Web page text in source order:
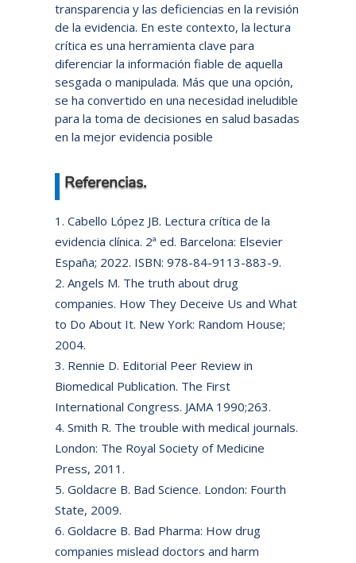
transparencia y las deficiencias en la revisión
de la evidencia. En este contexto, la lectura
crítica es una herramienta clave para
diferenciar la información fiable de aquella
sesgada o manipulada. Más que una opción,
se ha convertido en una necesidad ineludible
para la toma de decisiones en salud basadas
en la mejor evidencia posible
Referencias.
Cabello López JB. Lectura crítica de la
evidencia clínica. 2ª ed. Barcelona: Elsevier
España; 2022. ISBN: 978-84-9113-883-9.
Angels M. The truth about drug
companies. How They Deceive Us and What
to Do About It. New York: Random House;
2004.
Rennie D. Editorial Peer Review in
Biomedical Publication. The First
International Congress. JAMA 1990;263.
Smith R. The trouble with medical journals.
London: The Royal Society of Medicine
Press, 2011.
Goldacre B. Bad Science. London: Fourth
State, 2009.
Goldacre B. Bad Pharma: How drug
companies mislead doctors and harm